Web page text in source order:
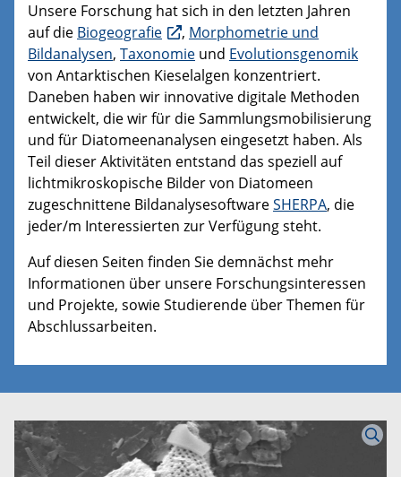
Unsere Forschung hat sich in den letzten Jahren
auf die Biogeografie , Morphometrie und
Bildanalysen, Taxonomie und Evolutionsgenomik
von Antarktischen Kieselalgen konzentriert.
Daneben haben wir innovative digitale Methoden
entwickelt, die wir für die Sammlungsmobilisierung
und für Diatomeenanalysen eingesetzt haben. Als
Teil dieser Aktivitäten entstand das speziell auf
lichtmikroskopische Bilder von Diatomeen
zugeschnittene BildanalysesoftwareSHERPA, die
jeder/m Interessierten zur Verfügung steht.
Auf diesen Seiten finden Sie demnächst mehr
Informationen über unsere Forschungsinteressen
und Projekte, sowie Studierende über Themen für
Abschlussarbeiten.